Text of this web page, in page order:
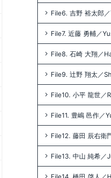
File6. 吉野 裕太郎
File7. 近藤 勇輔／
File8. 石崎 大翔／
File9. 辻野 翔太／
File10. 小平 龍世／
File11. 豊嶋 邑作／
File12. 藤田 辰右衛
File13. 中山 純希／